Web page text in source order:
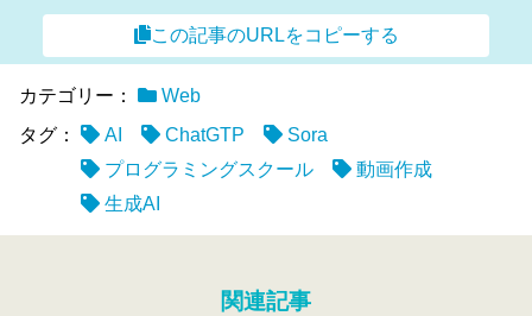
この記事のURLをコピーする
カテゴリー：
Web
タグ：
AI ChatGTP
Sora
プログラミングスクール
動画作成
生成AI
関連記事